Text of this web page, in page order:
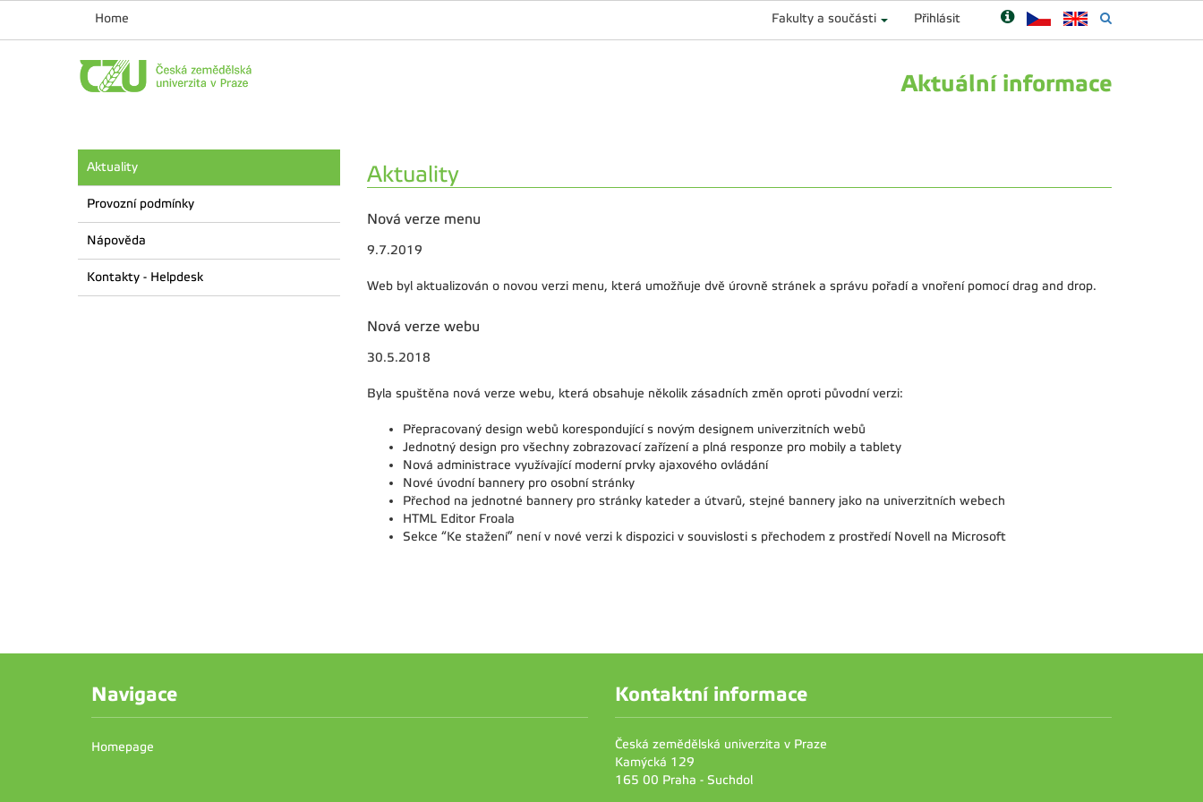
Home Fakulty a součásti Přihlásit
Aktuální informace
Aktuality
Provozní podmínky
Nápověda
Kontakty - Helpdesk
Aktuality
Nová verze menu
9.7.2019
Web byl aktualizován o novou verzi menu, která umožňuje dvě úrovně stránek a správu pořadí a vnoření pomocí drag and drop.
Nová verze webu
30.5.2018
Byla spuštěna nová verze webu, která obsahuje několik zásadních změn oproti původní verzi:
Přepracovaný design webů korespondující s novým designem univerzitních webů
Jednotný design pro všechny zobrazovací zařízení a plná responze pro mobily a tablety
Nová administrace využívající moderní prvky ajaxového ovládání
Nové úvodní bannery pro osobní stránky
Přechod na jednotné bannery pro stránky kateder a útvarů, stejné bannery jako na univerzitních webech
HTML Editor Froala
Sekce “Ke stažení” není v nové verzi k dispozici v souvislosti s přechodem z prostředí Novell na Microsoft
Navigace
Homepage
Kontaktní informace
Česká zemědělská univerzita v Praze
Kamýcká 129
165 00 Praha - Suchdol